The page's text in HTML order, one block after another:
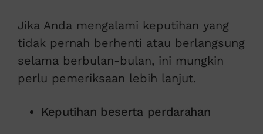
Jika Anda mengalami keputihan yang
tidak pernah berhenti atau berlangsung
selama berbulan-bulan, ini mungkin
perlu pemeriksaan lebih lanjut.
Keputihan beserta perdarahan